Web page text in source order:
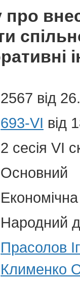
2567 від
693-VI від
2 сесія VI
Основний
Народний
Прасолов
Клименко